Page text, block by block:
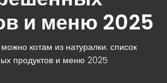
и меню 2025
котам из натуралки: список
продуктов и меню 2025